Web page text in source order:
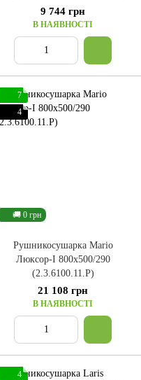
9 744 грн
В НАЯВНОСТІ
🚚 0 грн
7
4
Рушникосушарка Mario
Люксор-I 800x500/290
(2.3.6100.11.P)
21 108 грн
В НАЯВНОСТІ
4